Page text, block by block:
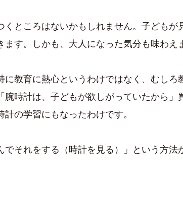
くところはないかもしれません。子どもが
す。しかも、大人になった気分も味わえ
に教育に熱心というわけではなく、むしろ
腕時計は、子どもが欲しがっていたから」
の学習にもなったわけです。
でそれをする（時計を見る）」という方法